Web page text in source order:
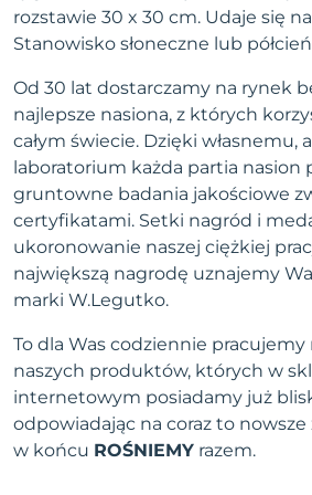
rozstawie 30 x 30 cm. Udaje się
Stanowisko słoneczne lub
Od 30 lat dostarczamy na rynek
najlepsze nasiona, z których
całym świecie. Dzięki
laboratorium każda partia nasion
gruntowne badania jakościowe
certyfikatami. Setki nagród i
ukoronowanie naszej ciężkiej
największą nagrodę uznajemy
marki W.Legutko.
To dla Was codziennie
naszych produktów, których w
internetowym posiadamy już
odpowiadając na coraz to
w końcu ROŚNIEMY razem.